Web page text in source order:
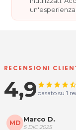
RECENSIONI
4,9starstarstarstarstar_half
basato su 1
MD Marco D.
5 DIC 2025